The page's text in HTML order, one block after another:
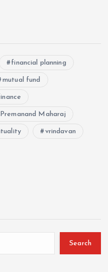
financial planning
mutual fund
Premanand Maharaj
vrindavan
Search